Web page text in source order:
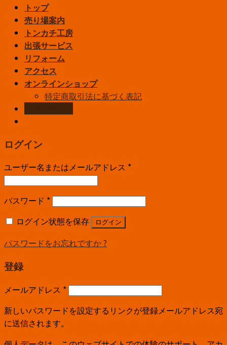
トップ
売り場案内
トンカチ工房
出張サービス
リフォーム
アクセス
オンラインショップ
特定商取引法に基づく表記
ログイン
ユーザー名またはメールアドレス *
パスワード *
ログイン状態を保存
ログイン
パスワードをお忘れですか ?
登録
メールアドレス *
新しいパスワードを設定するリンクが登録メールアドレス宛
に送信されます。